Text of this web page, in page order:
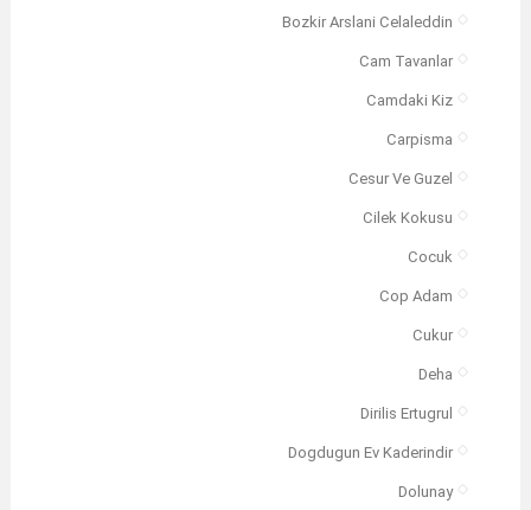
Bozkir Arslani Celaleddin
Cam Tavanlar
Camdaki Kiz
Carpisma
Cesur Ve Guzel
Cilek Kokusu
Cocuk
Cop Adam
Cukur
Deha
Dirilis Ertugrul
Dogdugun Ev Kaderindir
Dolunay